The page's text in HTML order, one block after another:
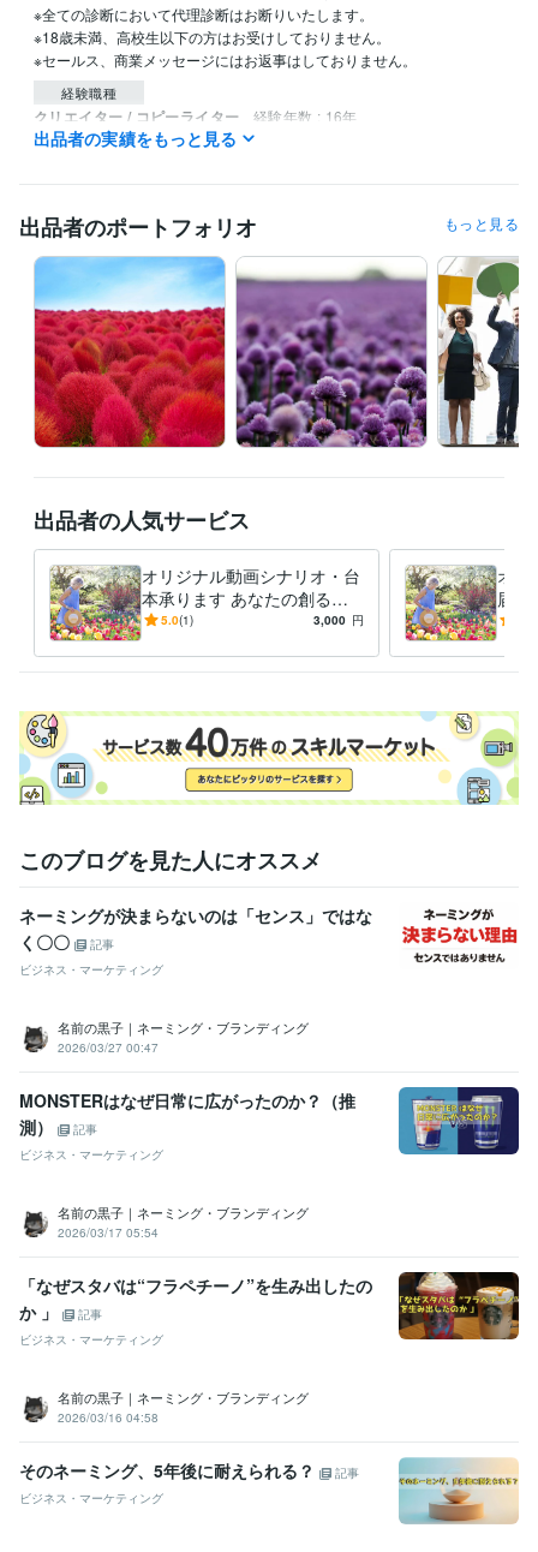
※全ての診断において代理診断はお断りいたします。
※18歳未満、高校生以下の方はお受けしておりません。
経験職種
クリエイター / コピーライター 経験年数 : 16年
ライティング・翻訳 記事作成 コピー・ネーミング
開運
出品者の実績をもっと見る
出品者のポートフォリオ もっと見る
出品者の人気サービス
オリジナル動画シナリオ・台
本承ります あなたの創る動
画に必要なシナリオや台本を
5.0(1) 3,000 円
オリ
届け
形に
このブログを見た人にオススメ
ネーミングが決まらないのは「センス」ではな
く〇〇
記事
ビジネス・マーケティング
名前の黒子｜ネーミング・ブランディング
2026/03/27 00:47
MONSTERはなぜ日常に広がったのか？（推
測）
記事
ビジネス・マーケティング
名前の黒子｜ネーミング・ブランディング
2026/03/17 05:54
「なぜスタバは“フラペチーノ”を生み出したの
か 」
記事
ビジネス・マーケティング
名前の黒子｜ネーミング・ブランディング
2026/03/16 04:58
そのネーミング、5年後に耐えられる？
記事
ビジネス・マーケティング